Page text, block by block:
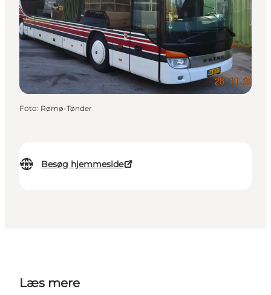
Besøg hjemmeside
Foto: Rømø-Tønder
Læs mere